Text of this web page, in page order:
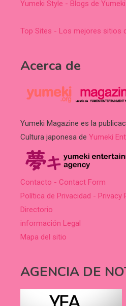
Yumeki Style - Blogs de
Top Sites - Los mejores sitios
Acerca de
Yumeki Magazine es la
Cultura japonesa de Yumeki
Contacto - Contact Form
Política de Privacidad - Privacy
Directorio
información Legal
Mapa del sitio
AGENCIA DE